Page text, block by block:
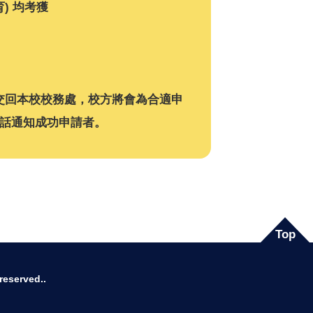
) 均考獲
本校校務處，校方將會為合適申
通知成功申請者。
Top